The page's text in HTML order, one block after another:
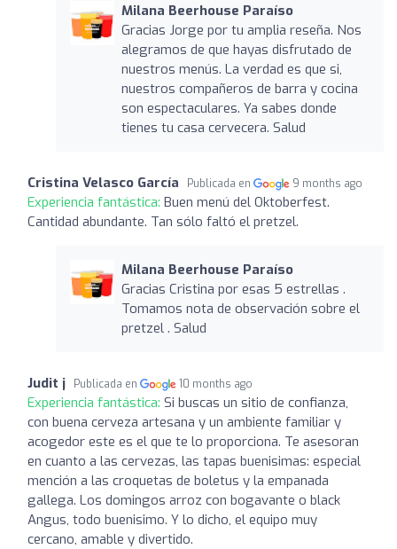
Milana Beerhouse Paraíso
Gracias Jorge por tu amplia reseña. Nos
alegramos de que hayas disfrutado de
nuestros menús. La verdad es que si,
nuestros compañeros de barra y cocina
son espectaculares. Ya sabes donde
tienes tu casa cervecera. Salud
Cristina Velasco García Publicada en 9 months ago
Experiencia fantástica: Buen menú del Oktoberfest.
Cantidad abundante. Tan sólo faltó el pretzel.
Milana Beerhouse Paraíso
Gracias Cristina por esas 5 estrellas .
Tomamos nota de observación sobre el
pretzel . Salud
Judit j Publicada en 10 months ago
Experiencia fantástica: Si buscas un sitio de confianza,
con buena cerveza artesana y un ambiente familiar y
acogedor este es el que te lo proporciona. Te asesoran
en cuanto a las cervezas, las tapas buenisimas: especial
mención a las croquetas de boletus y la empanada
gallega. Los domingos arroz con bogavante o black
Angus, todo buenisimo. Y lo dicho, el equipo muy
cercano, amable y divertido.